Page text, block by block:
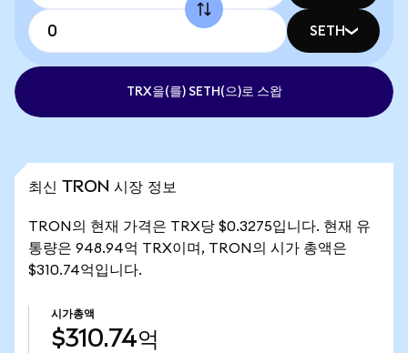
SETH
TRX을(를) SETH(으)로 스왑
최신 TRON 시장 정보
TRON의 현재 가격은 TRX당 $0.3275입니다. 현재 유
통량은 948.94억 TRX이며, TRON의 시가 총액은
$310.74억입니다.
시가총액
$310.74억